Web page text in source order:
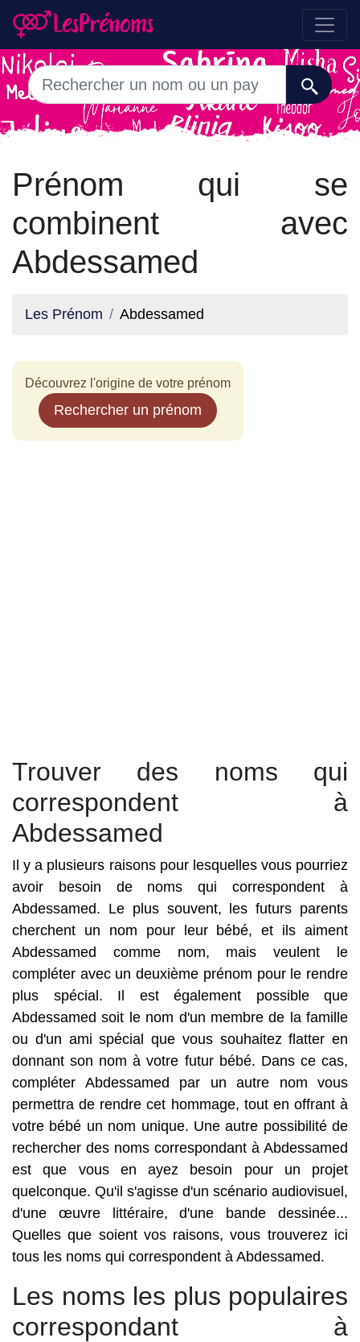
Prénom qui se
combinent avec
Abdessamed
Les Prénom Abdessamed
Découvrez l'origine de votre prénom
Rechercher un prénom
Trouver des noms qui
correspondent à
Abdessamed
Il y a plusieurs raisons pour lesquelles vous pourriez
avoir besoin de noms qui correspondent à
Abdessamed. Le plus souvent, les futurs parents
cherchent un nom pour leur bébé, et ils aiment
Abdessamed comme nom, mais veulent le
compléter avec un deuxième prénom pour le rendre
plus spécial. Il est également possible que
Abdessamed soit le nom d'un membre de la famille
ou d'un ami spécial que vous souhaitez flatter en
donnant son nom à votre futur bébé. Dans ce cas,
compléter Abdessamed par un autre nom vous
permettra de rendre cet hommage, tout en offrant à
votre bébé un nom unique. Une autre possibilité de
rechercher des noms correspondant à Abdessamed
est que vous en ayez besoin pour un projet
quelconque. Qu'il s'agisse d'un scénario audiovisuel,
d'une œuvre littéraire, d'une bande dessinée...
Quelles que soient vos raisons, vous trouverez ici
tous les noms qui correspondent à Abdessamed.
Les noms les plus populaires
correspondant à